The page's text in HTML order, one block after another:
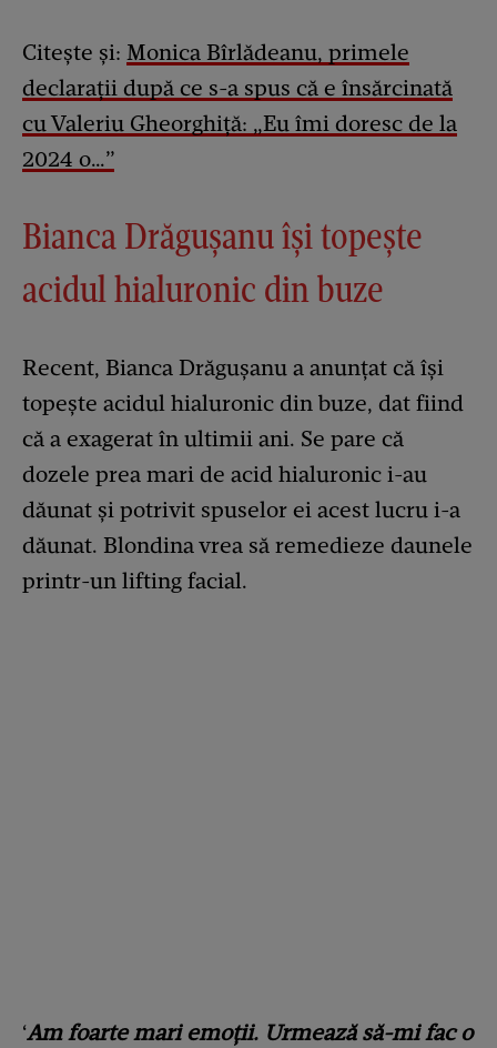
Citește și: Monica Bîrlădeanu, primele
declarații după ce s-a spus că e însărcinată
cu Valeriu Gheorghiță: „Eu îmi doresc de la
2024 o…”
Bianca Drăgușanu își topește
acidul hialuronic din buze
Recent, Bianca Drăgușanu a anunțat că își
topește acidul hialuronic din buze, dat fiind
că a exagerat în ultimii ani. Se pare că
dozele prea mari de acid hialuronic i-au
dăunat și potrivit spuselor ei acest lucru i-a
dăunat. Blondina vrea să remedieze daunele
printr-un lifting facial.
‘Am foarte mari emoții. Urmează să-mi fac o